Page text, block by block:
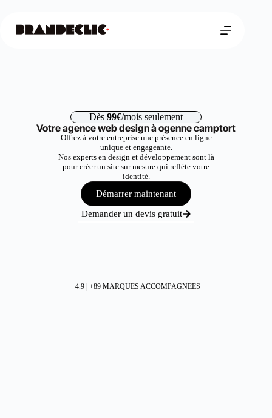
Dès 99€/mois seulement
Votre agence web design à ogenne camptort
Offrez à votre entreprise une présence en ligne
unique et engageante.
Nos experts en design et développement sont là
pour créer un site sur mesure qui reflète votre
identité.
Démarrer maintenant
Demander un devis gratuit
4.9 | +89 MARQUES ACCOMPAGNEES